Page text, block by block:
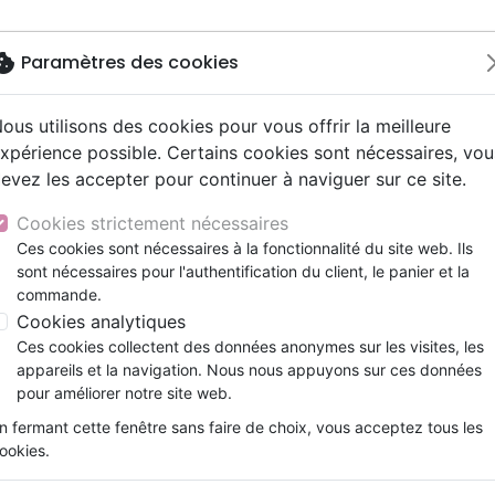
NouveautésBibles
Français courant
Parole de Vie
Bibles d'étude
Bibles audio
Nouveaux Testaments
Livres
société, politique
adoration, louange
spirituel
couple
Personne, santé
Israël, Messianique
Evangelisation
Formation
Jeunesse
9 - 12 ans
jeunes
jeunesse
Prières, méditations
Livres d'activités
CD Jeunesse
hop
Noël, Musique de fête
Compilations
Rock
vraies, témoignages
reportages
Concerts, spectacles
Enseignement, conférences
cadeaux Jeux
vraies, témoignages
: Par page :
Paramètres des cookies
utilisons des cookies pour vous offrir la meilleure
possible. Certains cookies sont nécessaires,
les accepter pour continuer à naviguer sur ce site.
Cookies strictement nécessaires
Ces cookies sont nécessaires à la fonctionnalité du site web. Ils
sont nécessaires pour l'authentification du client, le panier et la
commande.
Cookies analytiques
Ces cookies collectent des données anonymes sur les visites, les
appareils et la navigation. Nous nous appuyons sur ces données
pour améliorer notre site web.
fermant cette fenêtre sans faire de choix, vous acceptez tous les